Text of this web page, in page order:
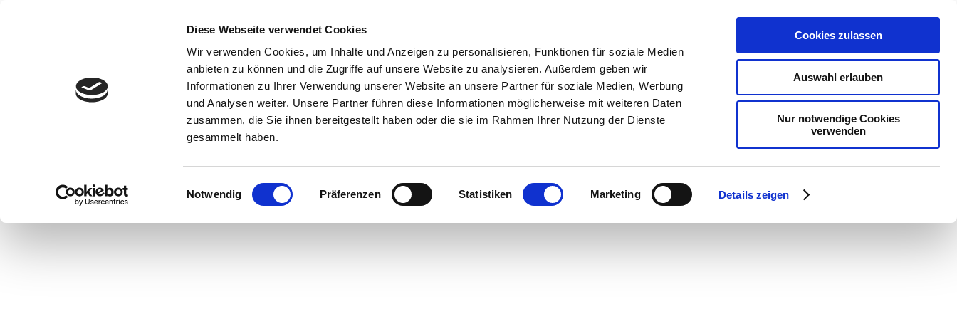
Diese Webseite verwendet Cookies
Wir verwenden Cookies, um Inhalte und Anzeigen zu personalisieren, Funktionen für soziale Medien
anbieten zu können und die Zugriffe auf unsere Website zu analysieren. Außerdem geben wir
Informationen zu Ihrer Verwendung unserer Website an unsere Partner für soziale Medien, Werbung
und Analysen weiter. Unsere Partner führen diese Informationen möglicherweise mit weiteren Daten
zusammen, die Sie ihnen bereitgestellt haben oder die sie im Rahmen Ihrer Nutzung der Dienste
gesammelt haben.
Einwilligungsauswahl
Notwendig Präferenzen Statistiken Marketing Details zeigen
Cookies zulassen
Auswahl erlauben
Nur notwendige Cookies
verwenden